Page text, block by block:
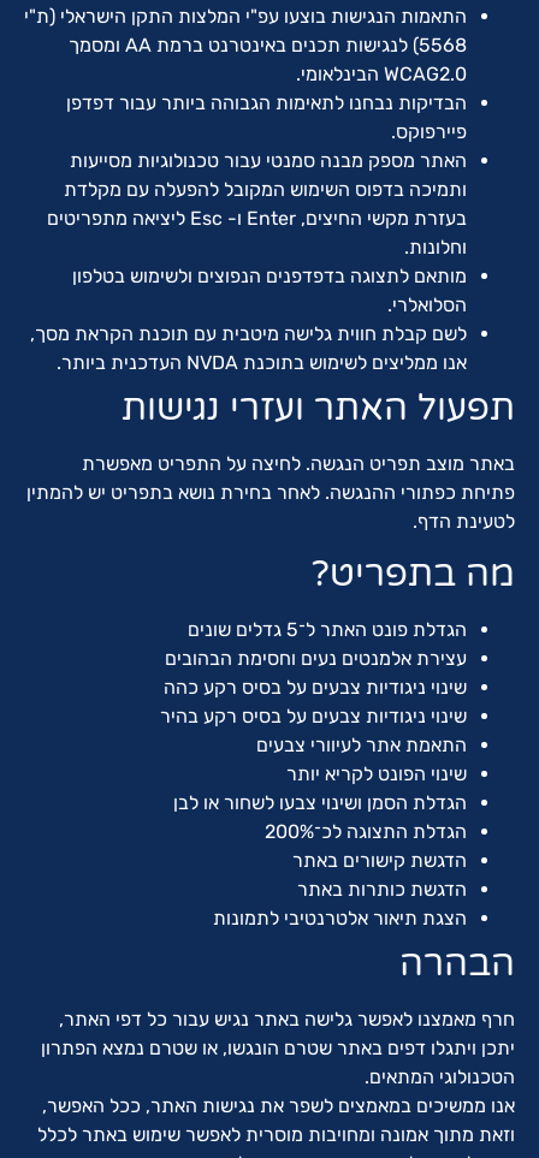
התאמות הנגישות בוצעו עפ"י המלצות התקן הישראלי (ת"י
5568) לנגישות תכנים באינטרנט ברמת AA ומסמך
WCAG2.0 הבינלאומי.
הבדיקות נבחנו לתאימות הגבוהה ביותר עבור דפדפן
פיירפוקס.
האתר מספק מבנה סמנטי עבור טכנולוגיות מסייעות
ותמיכה בדפוס השימוש המקובל להפעלה עם מקלדת
בעזרת מקשי החיצים, Enter ו- Esc ליציאה מתפריטים
וחלונות.
מותאם לתצוגה בדפדפנים הנפוצים ולשימוש בטלפון
הסלואלרי.
לשם קבלת חווית גלישה מיטבית עם תוכנת הקראת מסך,
אנו ממליצים לשימוש בתוכנת NVDA העדכנית ביותר.
תפעול האתר ועזרי נגישות
באתר מוצב תפריט הנגשה. לחיצה על התפריט מאפשרת
פתיחת כפתורי ההנגשה. לאחר בחירת נושא בתפריט יש להמתין
לטעינת הדף.
מה בתפריט?
הגדלת פונט האתר ל־5 גדלים שונים
עצירת אלמנטים נעים וחסימת הבהובים
שינוי ניגודיות צבעים על בסיס רקע כהה
שינוי ניגודיות צבעים על בסיס רקע בהיר
התאמת אתר לעיוורי צבעים
שינוי הפונט לקריא יותר
הגדלת הסמן ושינוי צבעו לשחור או לבן
הגדלת התצוגה לכ־200%
הדגשת קישורים באתר
הדגשת כותרות באתר
הצגת תיאור אלטרנטיבי לתמונות
הבהרה
חרף מאמצנו לאפשר גלישה באתר נגיש עבור כל דפי האתר,
יתכן ויתגלו דפים באתר שטרם הונגשו, או שטרם נמצא הפתרון
הטכנולוגי המתאים.
אנו ממשיכים במאמצים לשפר את נגישות האתר, ככל האפשר,
וזאת מתוך אמונה ומחויבות מוסרית לאפשר שימוש באתר לכלל